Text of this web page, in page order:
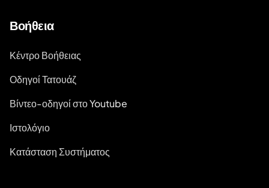
Βοήθεια
Κέντρο Βοήθειας
Οδηγοί Τατουάζ
Βίντεο-οδηγοί στο Youtube
Ιστολόγιο
Κατάσταση Συστήματος